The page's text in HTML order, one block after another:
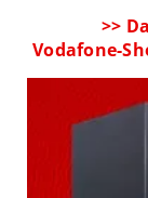
>>
Vodafone-